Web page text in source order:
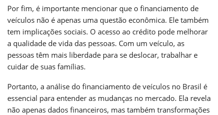
Por fim, é importante mencionar que o financiamento de
veículos não é apenas uma questão econômica. Ele também
tem implicações sociais. O acesso ao crédito pode melhorar
a qualidade de vida das pessoas. Com um veículo, as
pessoas têm mais liberdade para se deslocar, trabalhar e
cuidar de suas famílias.
Portanto, a análise do financiamento de veículos no Brasil é
essencial para entender as mudanças no mercado. Ela revela
não apenas dados financeiros, mas também transformações